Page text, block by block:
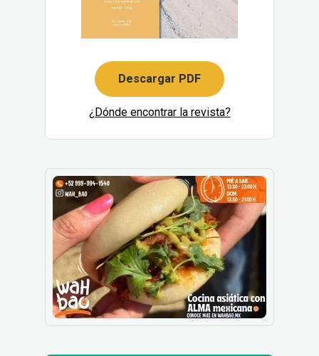
Descargar PDF
¿Dónde encontrar la revista?